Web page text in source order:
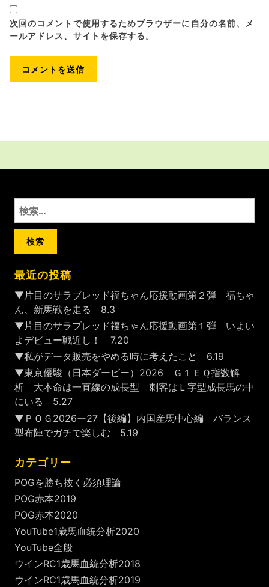
次回のコメントで使用するためブラウザーに自分の名前、メ
ールアドレス、サイトを保存する。
検
索:
最近の投稿
▼片目のサラブレッド福ちゃん応援動画第２弾 福ちゃ
ん、新馬戦を走る 8.3
▼片目のサラブレッド福ちゃん応援動画第１弾 いよい
よデビュー戦近し！ 7.20
▼私がデータ販売をやめる時に考えたこと 6.19
▼東京優駿（日本ダービー）2026 Ｇ１ＥＱ指数解
析 大本命は一直線の成長型 刺客はＬ字型成長馬の中
にいる 5.27
▼ＰＯＧ2026ー27【後編】内国産馬中心編 バランス
型布陣でガチで楽しむ 5.19
カテゴリー
POGを勝ち抜く必須理論
POG赤本2019
POG赤本2020
YouTube1歳馬血統分析2020
YouTube全般
ウインRC1歳馬血統分析2018
ウインRC1歳馬血統分析2019